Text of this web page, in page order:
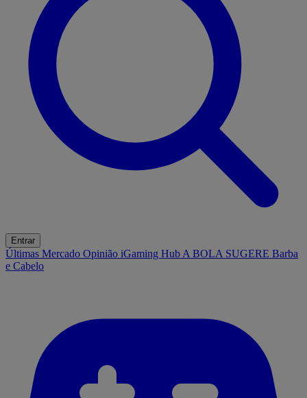
Entrar
Últimas Mercado Opinião iGaming Hub A BOLA SUGERE Barba
e Cabelo